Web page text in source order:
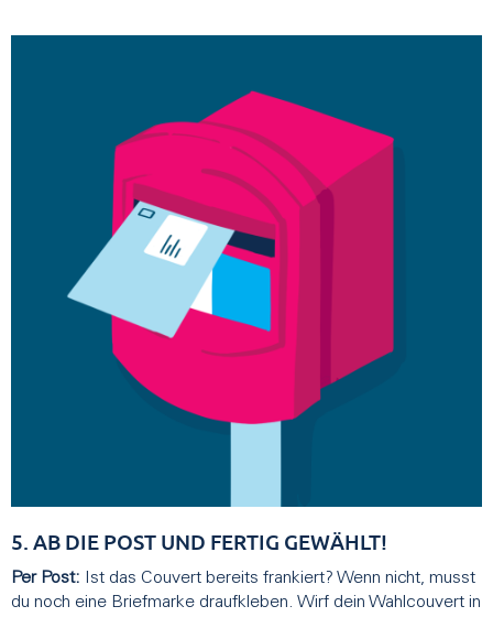
5. AB DIE POST UND FERTIG GEWÄHLT!
Per Post: Ist das Couvert bereits frankiert? Wenn nicht, musst
du noch eine Briefmarke draufkleben. Wirf dein Wahlcouvert in